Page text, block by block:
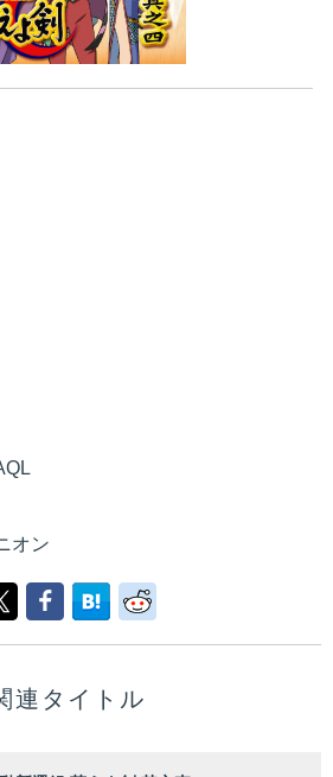
オン
連タイトル